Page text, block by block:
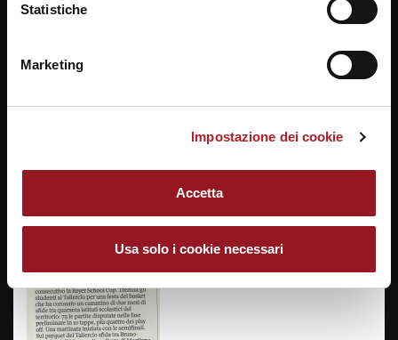
Statistiche
Marketing
Impostazione dei cookie
Accetta
Usa solo i cookie necessari
REYER SCHOOL CUP, VITTORIA DEL
LICEO BRUNO-FRANCHETTI
SCONFITTO L’8 MARZO – LORENZ –
CORRIERE DEL VENETO